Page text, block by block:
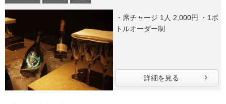
・席チャージ 1人 2,000円 ・1ボ
トルオーダー制
詳細を見る